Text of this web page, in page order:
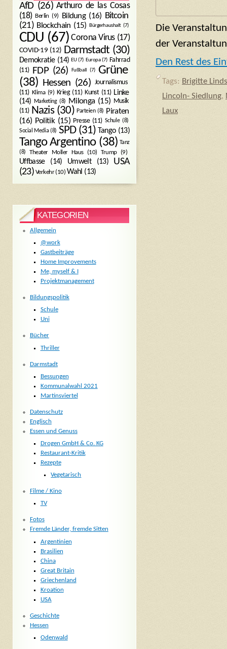
Die
der
Den Rest des
Tags: Brigitte
Lincoln- Siedlung,
Laux
AfD(26) Arthuro de las Cosas
(18) Berlin (9) Bildung(16) Bitcoin
(21) Blockchain (15) Bürgerhaushalt (7)
CDU (67) Corona Virus(17)
COVID-19 (12) Darmstadt (30)
Demokratie(14) EU(7) Europa(7) Fahrrad
(11)
FDP(26) Fußball (7)
Grüne
(38) Hessen (26) Journalismus
(11) Klima(9) Krieg(11) Kunst(11) Linke
(14) Marketing(8) Milonga(15) Musik
(11) Nazis(30) Parteien(8) Piraten
(16) Politik(15) Presse(11) Schule(8)
Social Media (8) SPD(31) Tango(13)
Tango Argentino(38) Tanz
(8)
Theater Moller Haus(10) Trump(9)
Uffbasse(14) Umwelt(13)
USA
(23) Verkehr(10) Wahl (13)
KATEGORIEN
Allgemein
@work
Gastbeiträge
Home Improvements
Me, myself & I
Projektmanagement
Bildungspolitik
Schule
Uni
Bücher
Thriller
Darmstadt
Bessungen
Kommunalwahl 2021
Martinsviertel
Datenschutz
Englisch
Essen und Genuss
Drogen GmbH & Co. KG
Restaurant-Kritik
Rezepte
Vegetarisch
Filme / Kino
TV
Fotos
Fremde Länder, fremde Sitten
Argentinien
Brasilien
China
Great Britain
Griechenland
Kroation
USA
Geschichte
Hessen
Odenwald